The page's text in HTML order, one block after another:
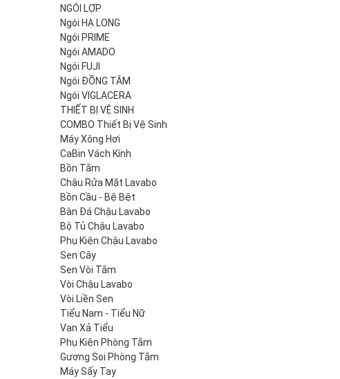
NGÓI LỢP
Ngói HẠ LONG
Ngói PRIME
Ngói AMADO
Ngói FUJI
Ngói ĐỒNG TÂM
Ngói VIGLACERA
THIẾT BỊ VỆ SINH
COMBO Thiết Bị Vệ Sinh
Máy Xông Hơi
CaBin Vách Kính
Bồn Tắm
Chậu Rửa Mặt Lavabo
Bồn Cầu - Bệ Bệt
Bàn Đá Chậu Lavabo
Bộ Tủ Chậu Lavabo
Phụ Kiện Chậu Lavabo
Sen Cây
Sen Vòi Tắm
Vòi Chậu Lavabo
Vòi Liền Sen
Tiểu Nam - Tiểu Nữ
Van Xả Tiểu
Phụ Kiện Phòng Tắm
Gương Soi Phòng Tắm
Máy Sấy Tay